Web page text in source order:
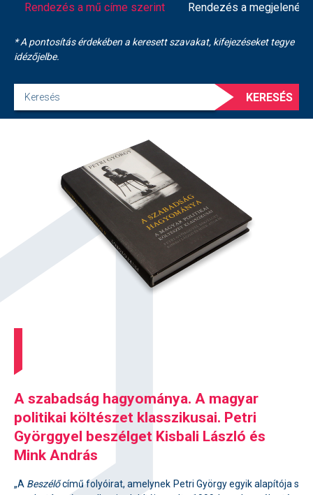
Rendezés a mű címe szerint Rendezés a megjelenés
* A pontosítás érdekében a keresett szavakat, kifejezéseket tegye
idézőjelbe.
KERESÉS
A szabadság hagyománya. A magyar
politikai költészet klasszikusai. Petri
Györggyel beszélget Kisbali László és
Mink András
„A Beszélőcímű folyóirat, amelynek Petri György egyik alapítója s